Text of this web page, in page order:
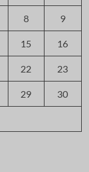
8 9
15 16
22 23
29 30